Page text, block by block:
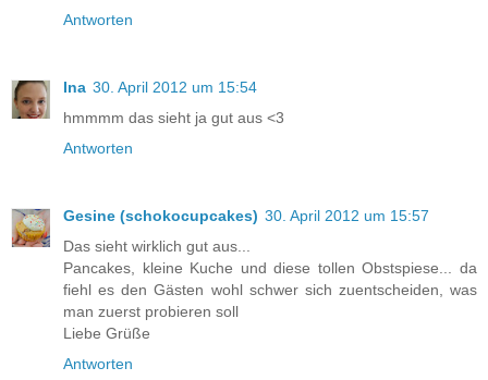
Antworten
Ina 30. April 2012 um 15:54
hmmmm das sieht ja gut aus <3
Antworten
Gesine (schokocupcakes) 30. April 2012 um 15:57
Das sieht wirklich gut aus...
Pancakes, kleine Kuche und diese tollen Obstspiese... da
fiehl es den Gästen wohl schwer sich zuentscheiden, was
man zuerst probieren soll
Liebe Grüße
Antworten